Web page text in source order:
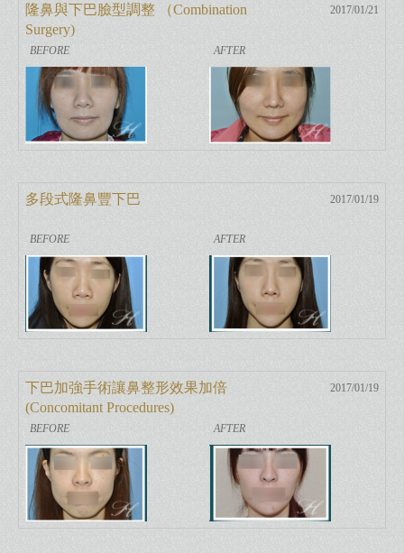
隆鼻與下巴臉型調整 （Combination
Surgery)
2017/01/21
多段式隆鼻豐下巴 2017/01/19
下巴加強手術讓鼻整形效果加倍
(Concomitant Procedures)
2017/01/19